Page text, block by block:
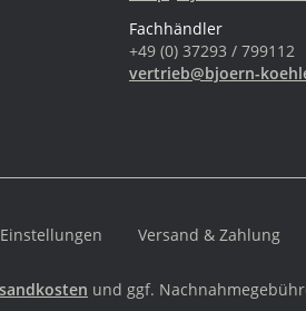
Fachhändler
+49 (0) 37293 / 799112
vertrieb@bjoern-
Versand & Zahlung
und ggf.